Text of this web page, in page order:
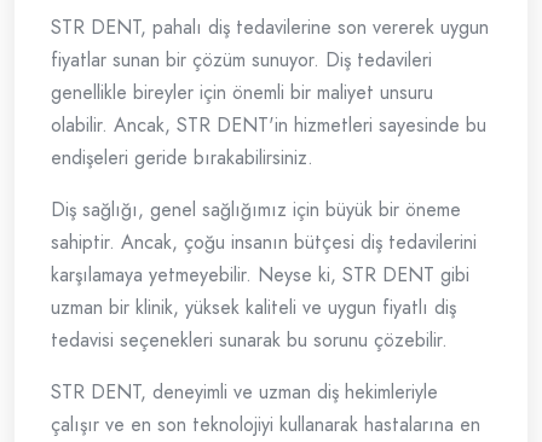
STR DENT, pahalı diş tedavilerine son vererek uygun
fiyatlar sunan bir çözüm sunuyor. Diş tedavileri
genellikle bireyler için önemli bir maliyet unsuru
olabilir. Ancak, STR DENT'in hizmetleri sayesinde bu
endişeleri geride bırakabilirsiniz.
Diş sağlığı, genel sağlığımız için büyük bir öneme
sahiptir. Ancak, çoğu insanın bütçesi diş tedavilerini
karşılamaya yetmeyebilir. Neyse ki, STR DENT gibi
uzman bir klinik, yüksek kaliteli ve uygun fiyatlı diş
tedavisi seçenekleri sunarak bu sorunu çözebilir.
STR DENT, deneyimli ve uzman diş hekimleriyle
çalışır ve en son teknolojiyi kullanarak hastalarına en